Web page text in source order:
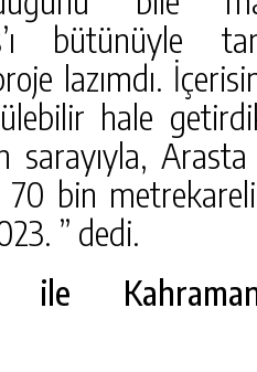
bütünüyle
lazımdı.
hale
Arasta
bin
” dedi.